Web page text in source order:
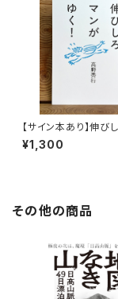
【サイン本あり】伸び
ゆく！
¥1,300
その他の商品